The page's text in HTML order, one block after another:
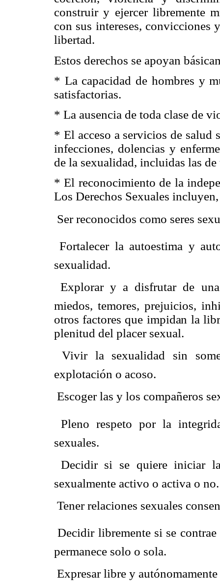
construir y ejercer libremente
con sus intereses,
libertad.
Estos derechos se apoyan
* La capacidad de hombres y
satisfactorias.
* La ausencia de toda clase de
* El acceso a servicios de salud
infecciones, dolencias y
de la sexualidad, incluidas las
* El reconocimiento de la
Los Derechos Sexuales
 Ser reconocidos como seres
 Fortalecer la autoestima y
sexualidad.
 Explorar y a disfrutar de
miedos, temores, prejuicios,
otros factores que impidan la
plenitud del placer sexual.
 Vivir la sexualidad sin
explotación o acoso.
 Escoger las y los compañeros
 Pleno respeto por la
sexuales.
 Decidir si se quiere
sexualmente activo o activa o no.
 Tener relaciones sexuales
 Decidir libremente si se
permanece solo o sola.
 Expresar libre y